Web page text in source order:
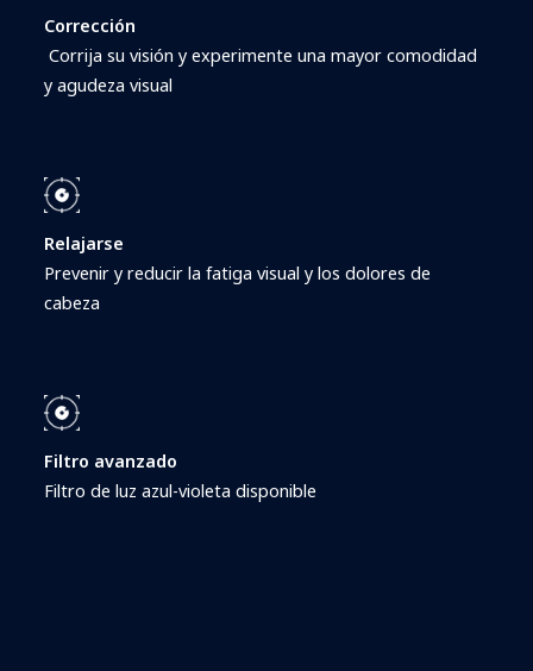
Corrección
Corrija su visión y experimente una mayor comodidad
y agudeza visual
Relajarse
Prevenir y reducir la fatiga visual y los dolores de
cabeza
Filtro avanzado
Filtro de luz azul-violeta disponible